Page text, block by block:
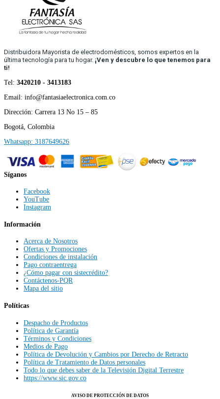
Distribuidora Mayorista de electrodomésticos, somos expertos en la
última tecnología para tu hogar. ¡Ven y descubre lo que tenemos para
ti!
Tel: 3420210 - 3413183
Email: info@fantasiaelectronica.com.co
Dirección: Carrera 13 No 15 – 85
Bogotá, Colombia
Whatsapp: 3187649626
Síganos
Facebook
YouTube
Instagram
Información
Acerca de Nosotros
Ofertas y Promociones
Condiciones de instalación
Pago contraentrega
¿Cómo pagar con sistecrédito?
Contáctenos-PQR
Mapa del sitio
Políticas
Despacho de Productos
Política de Garantía
Términos y Condiciones
Medios de Pago
Política de Devolución y Cambios por Derecho de Retracto
Política de Tratamiento de Datos personales
Todo lo que debes saber de la Televisión Digital Terrestre
https://www.sic.gov.co
AVISO DE PROTECCIÓN DE DATOS